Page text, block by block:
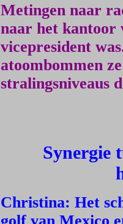
Metingen naar
naar het kantoor
vicepresident
atoombommen
stralingsniveaus
Synergie
Christina: Het